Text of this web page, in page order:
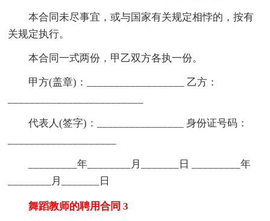
本合同未尽事宜，或与国家有关规定相悖的，按有
关规定执行。
本合同一式两份，甲乙双方各执一份。
甲方(盖章)：__________________ 乙方：
代表人(签字)：________________ 身份证号码：
_________年________月_______日 _________年
________月_______日
舞蹈教师的聘用合同 3